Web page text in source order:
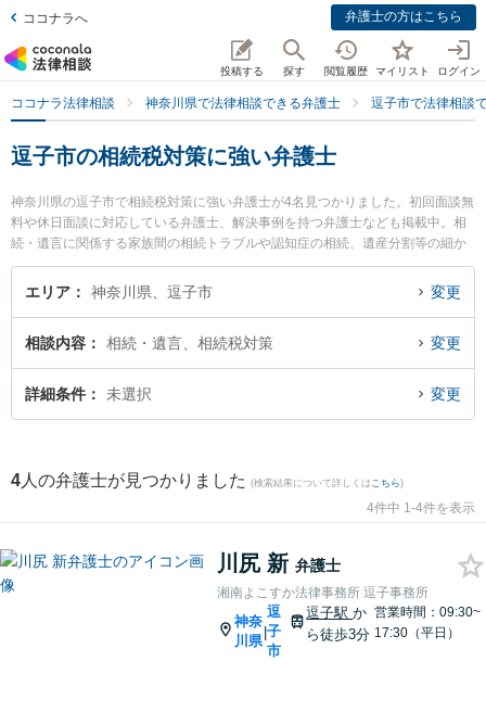
ココナラへ 弁護士の方はこちら
投稿する 探す 閲覧履歴 マイリスト ログイン
ココナラ法律相談 神奈川県で法律相談できる弁護士 逗子市で法律相談
逗子市の相続税対策に強い弁護士
神奈川県の逗子市で相続税対策に強い弁護士が4名見つかりました。初回面談無
料や休日面談に対応している弁護士、解決事例を持つ弁護士なども掲載中。相
続・遺言に関係する家族間の相続トラブルや認知症の相続、遺産分割等の細か
な分野での絞り込み検索もでき便利です。特に湘南よこすか法律事務所 逗子事
務所の川尻 新弁護士や逗子法律事務所の手島 万里弁護士、逗子税務法律会計事
弁護士に相談したい』『相続税対策のトラブル解決の実績豊富な近くの弁護士
を検索したい』『初回相談無料で相続税対策を法律相談できる逗子市内の弁護
士に相談予約したい』などでお困りの相談者さんにおすすめです。
エリア 神奈川県、逗子市 変更
相談内容 相続・遺言、相続税対策 変更
詳細条件 未選択 変更
4 人の弁護士が見つかりました (検索結果について詳しくは こちら)
4件中 1-4件を表示
川尻 新 弁護士
湘南よこすか法律事務所 逗子事務所
神奈
川県
|
逗
子
市
逗子駅か
ら徒歩3分
営業時間：09:30~
17:30（平日）